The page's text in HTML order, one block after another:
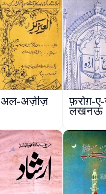
अल-अज़ीज़ फ़रोग़-ए-
लखनऊ